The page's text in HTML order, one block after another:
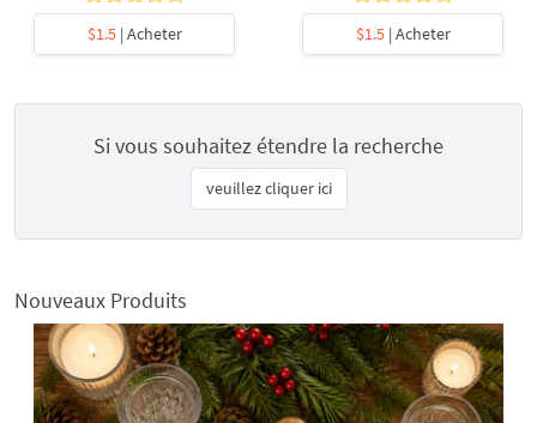
$1.5| Acheter $1.5| Acheter
Si vous souhaitez étendre la recherche
veuillez cliquer ici
Nouveaux Produits